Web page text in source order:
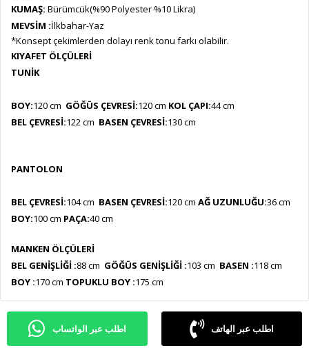
KUMAŞ: Bürümcük(%90 Polyester %10 Likra)
MEVSİM :İlkbahar-Yaz
*Konsept çekimlerden dolayı renk tonu farkı olabilir.
KIYAFET ÖLÇÜLERİ
TUNİK
BOY:120 cm GÖĞÜS ÇEVRESİ:120cm KOL ÇAPI:44 cm
BEL ÇEVRESİ:122cm BASEN ÇEVRESİ:130cm
PANTOLON
BEL ÇEVRESİ:104 cm BASEN ÇEVRESİ:120 cm AĞ UZUNLUĞU:36 cm
BOY:100 cm PAÇA:40 cm
MANKEN ÖLÇÜLERİ
BEL GENİŞLİĞİ :88 cm GÖĞÜS GENİŞLİĞİ :103 cm BASEN :118 cm
BOY :170 cm TOPUKLU BOY :175 cm
اطلب عبر الواتساب اطلب عبر الهاتف